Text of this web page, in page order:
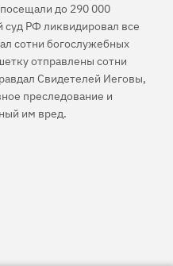
до 290 000
суд РФ ликвидировал все
сотни богослужебных
отправлены сотни
Свидетелей Иеговы,
преследование и
им вред.